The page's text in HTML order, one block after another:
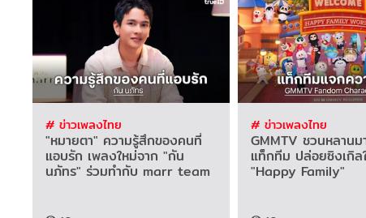
# ข่าวเพลงไทย
"หมายตา" ความรู้สึกของคนที่
แอบรัก เพลงใหม่จาก "กัน
นภัทร" ร่วมทำกับ marr team
# ข่าวเพลงไทย
GMMTV ชวนหลาน
แท็กทีม ปล่อยซิงเกิล
"Happy Family"